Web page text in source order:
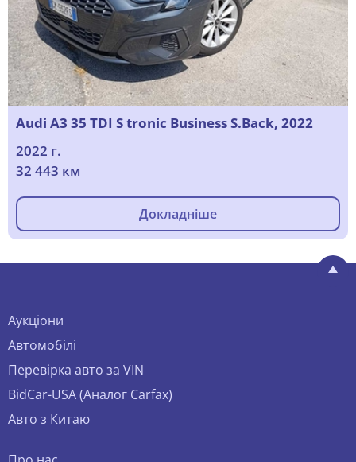
Audi A3 35 TDI S tronic Business S.Back, 2022
2022 г.
32 443 км
Докладніше
Аукціони
Автомобілі
Перевірка авто за VIN
BidCar-USA (Аналог Carfax)
Авто з Китаю